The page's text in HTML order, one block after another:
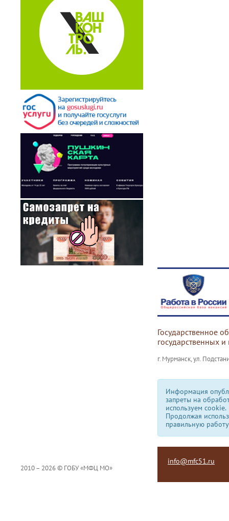
Государственное
государственных
г. Мурманск, ул.
Информация
запреты на
используем сookie.
Продолжая
правильную
2010 – 2026 © ГОБУ «МФЦ МО»
info@mfc51.ru